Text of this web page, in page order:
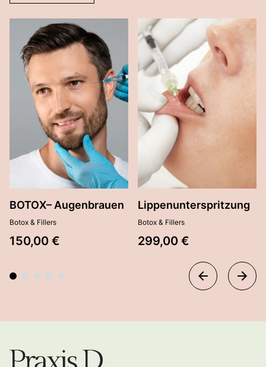
BOTOX– Augenbrauen
Botox & Fillers
150,00 €
Lippenunterspritzung
Botox & Fillers
299,00 €